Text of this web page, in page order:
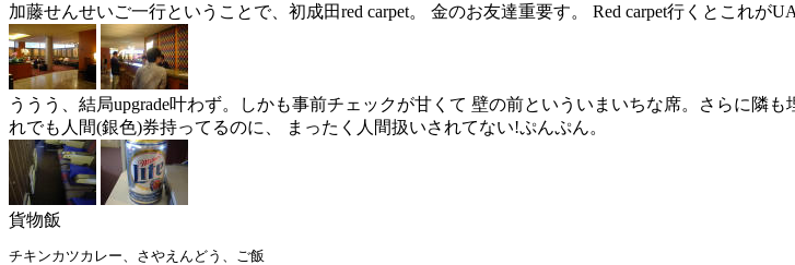
加藤せんせいご一行ということで、初成田red carpet。 金のお友達重要す。 Red carpet行くとこれが
ううう、結局upgrade叶わず。しかも事前チェックが甘くて 壁の前といういまいちな席。さらに隣
れでも人間(銀色)券持ってるのに、 まったく人間扱いされてない!ぷんぷん。
貨物飯
チキンカツカレー、さやえんどう、ご飯